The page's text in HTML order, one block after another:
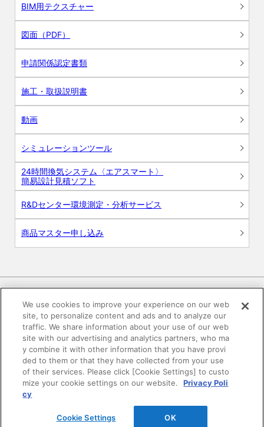
BIM用テクスチャー
図面（PDF）
申請関係認定書類
施工・取扱説明書
動画
シミュレーションツール
24時間換気システム〈エアスマート〉
簡易設計見積ソフト
R&Dセンター環境測定・分析サービス
商品マスター申し込み
電子公告 このWEBサイトについて
プライバシーポリシー
SNSコミュニティガイドライン サイトマップ
©DAIKEN Corporation All Rights Reserved.
We use cookies to improve your experience on our web
site, to personalize content and ads and to analyze our
traffic. We share information about your use of our web
site with our advertising and analytics partners, who ma
y combine it with other information that you have provi
ded to them or that they have collected from your use
of their services. Please click [Cookie Settings] to custo
mize your cookie settings on our website.
Privacy Poli
cy
Cookie Settings OK